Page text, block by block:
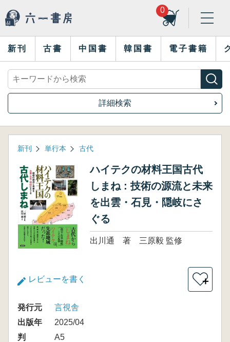
0
新刊 古書 中国書 韓国書 電子書籍
詳細検索
新刊 単行本 古代
ハイテクの材料王国古代
しまね : 技術の源流と未来
を出雲・石見・隠岐にさ
ぐる
出川通 著 三原毅 監修
レビューを書く ＋
発行元
言視舎
出版年
2025/04
判
A5